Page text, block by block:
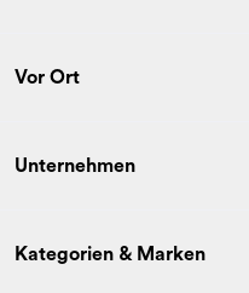
Vor Ort
Unternehmen
Kategorien & Marken